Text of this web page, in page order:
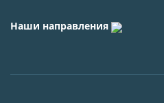
Наши направления